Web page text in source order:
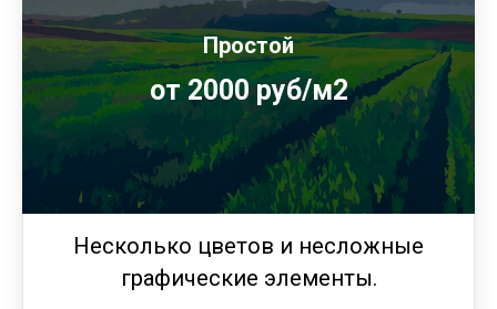
Простой
от 2000 руб/м2
Несколько цветов и несложные
графические элементы.